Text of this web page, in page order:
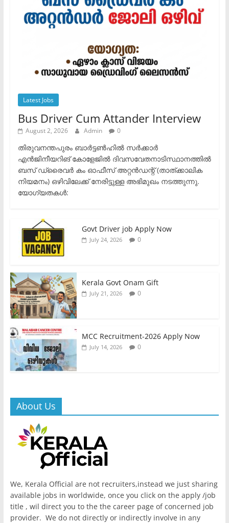
Latest Jobs
Bus Driver Cum Attander Interview
August 2, 2026 Admin 0
തിരുവനന്തപുരം ബാർട്ടൺഹിൽ സർക്കാർ
എൻജിനീയറിങ് കോളേജിൽ ദിവസവേതനാടിസ്ഥാനത്തിൽ
ബസ് ഡ്രൈവർ കം ഓഫീസ് അറ്റൻഡന്റ് (താത്ക്കാലിക
നിയമനം) ഒഴിവിലേക്ക് നേരിട്ടുള്ള അഭിമുഖം നടത്തുന്നു.​
യോഗ്യതകൾ:
Govt Driver job Apply Now
July 24, 2026 0
Kerala Govt Onam Gift
July 21, 2026 0
MCC Recruitment-2026 Apply Now
July 14, 2026 0
About Us
We, Kerala Official are not recruiters,instead we just sharing
available jobs in worldwide, once you click on the apply /job
title , wil direct you to the the career page of concerned job
provider. We do not directly or indirectly involve in any